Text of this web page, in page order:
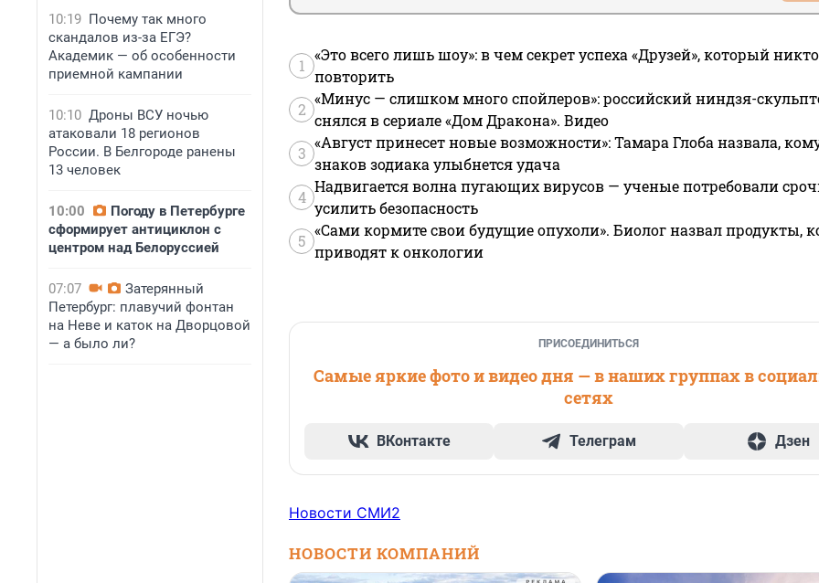
10:19 Почему так много
скандалов из-за ЕГЭ?
Академик — об особенности
приемной кампании
10:10 Дроны ВСУ ночью
атаковали 18 регионов
России. В Белгороде ранены
13 человек
10:00
Погоду в Петербурге
сформирует антициклон с
центром над Белоруссией
07:07
Затерянный
Петербург: плавучий фонтан
на Неве и каток на Дворцовой
— а было ли?
1
«Это всего лишь шоу»: в чем секрет успеха «Друзей», который
повторить
2
«Минус — слишком много спойлеров»: российский ниндзя-
снялся в сериале «Дом Дракона». Видео
3
«Август принесет новые возможности»: Тамара Глоба назвала,
знаков зодиака улыбнется удача
4
Надвигается волна пугающих вирусов — ученые потребовали
усилить безопасность
5
«Сами кормите свои будущие опухоли». Биолог назвал продукты,
приводят к онкологии
ПРИСОЕДИНИТЬСЯ
Самые яркие фото и видео дня — в наших группах в
сетях
ВКонтакте Телеграм Дзен
Новости СМИ2
НОВОСТИ КОМПАНИЙ